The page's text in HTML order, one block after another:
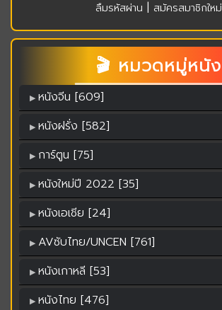
ลืมรหัสผ่าน สมัครสมาชิกใหม่
🎬 หมวดหมู่หนัง
หนังจีน [609]
หนังฝรั่ง [582]
การ์ตูน [75]
หนังใหม่ปี 2022 [35]
หนังเอเชีย [24]
AVซับไทย/UNCEN [761]
หนังเกาหลี [53]
หนังไทย [476]